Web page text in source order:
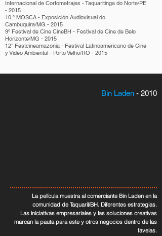
Internacional de Cortometrajes - Taquaritinga do Norte/PE
- 2015
10.ª MOSCA - Exposición Audiovisual de
Cambuquira/MG - 2015
9º Festival de Cine CineBH - Festival de Cine de Belo
Horizonte/MG - 2015
12° Festcineamazonia - Festival Latinoamericano de Cine
y Video Ambiental - Porto Velho/RO - 2015
Bin Laden - 2010
La película muestra al comerciante Bin Laden en la
comunidad de Taquaril/BH. Diferentes estrategias.
Las iniciativas empresariales y las soluciones creativas
marcan la pauta para este y otros negocios dentro de las
favelas.